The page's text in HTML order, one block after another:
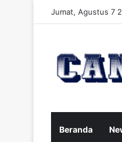
Jumat, Agustus 7
Beranda